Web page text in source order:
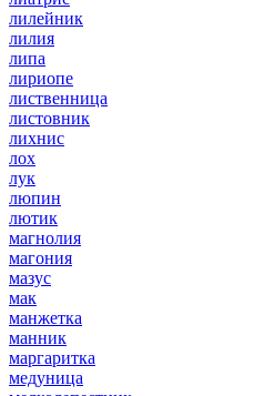
лилейник
лилия
липа
лириопе
лиственница
листовник
лихнис
лох
лук
люпин
лютик
магнолия
магония
мазус
мак
манжетка
манник
маргаритка
медуница